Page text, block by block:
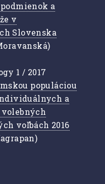
a
v
Slovenska
1 / 2017
populáciou
a
voľbách 2016